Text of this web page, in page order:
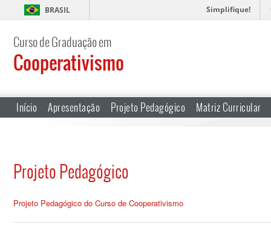
BRASIL Simplifique!
Curso de Graduação em
Cooperativismo
Início Apresentação Projeto Pedagógico Matriz Curricular
Projeto Pedagógico
Projeto Pedagógico do Curso de Cooperativismo